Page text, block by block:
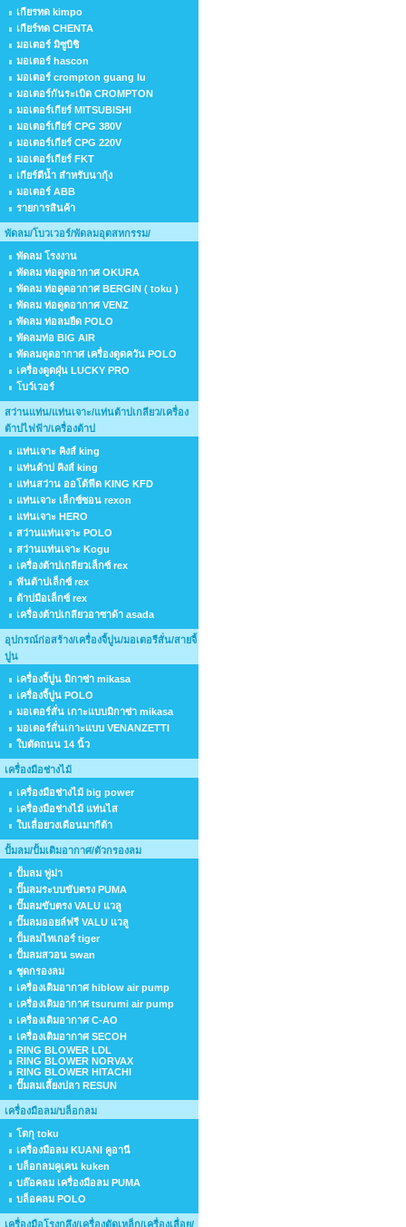
เกียรทด kimpo
เกียร์ทด CHENTA
มอเตอร์ มิซูบิชิ
มอเตอร์ hascon
มอเตอร์ crompton guang lu
มอเตอร์กันระเบิด CROMPTON
มอเตอร์เกียร์ MITSUBISHI
มอเตอร์เกียร์ CPG 380V
มอเตอร์เกียร์ CPG 220V
มอเตอร์เกียร์ FKT
เกียร์ตีน้ำ สำหรับนากุ้ง
มอเตอร์ ABB
รายการสินค้า
พัดลม/โบวเวอร์/พัดลมอุตสหกรรม/
พัดลม โรงงาน
พัดลม ท่อดูดอากาศ OKURA
พัดลม ท่อดูดอากาศ BERGIN ( toku )
พัดลม ท่อดูดอากาศ VENZ
พัดลม ท่อลมยืด POLO
พัดลมท่อ BIG AIR
พัดลมดูดอากาศ เครื่องดูดควัน POLO
เครื่องดูดฝุ่น LUCKY PRO
โบว์เวอร์
สว่านแท่น/แท่นเจาะ/แท่นต้าปเกลียว/เครื่อง
ต้าปไฟฟ้า/เครื่องต้าป
แท่นเจาะ คิงส์ king
แท่นต้าป คิงส์ king
แท่นสว่าน ออโต้ฟีด KING KFD
แท่นเจาะ เล็กซ์ซอน rexon
แท่นเจาะ HERO
สว่านแท่นเจาะ POLO
สว่านแท่นเจาะ Kogu
เครื่องต้าปเกลียวเล็กซ์ rex
ฟันต้าปเล็กซ์ rex
ต้าปมือเล็กซ์ rex
เครื่องต้าปเกลียวอาซาด้า asada
อุปกรณ์ก่อสร้าง/เครื่องจี้ปูน/มอเตอรืสั่น/สายจี้
ปูน
เครื่องจี้ปูน มิกาซ่า mikasa
เครื่องจี้ปูน POLO
มอเตอร์สั่น เกาะแบบมิกาซ่า mikasa
มอเตอร์สั่นเกาะแบบ VENANZETTI
ใบตัดถนน 14 นิ้ว
เครื่องมือช่างไม้
เครื่องมือช่างไม้ big power
เครื่องมือช่างไม้ แท่นไส
ใบเลื่อยวงเดือนมากีต้า
ปั้มลม/ปั้มเติมอากาศ/ตัวกรองลม
ปั้มลม พู่ม่า
ปั๊มลมระบบขับตรง PUMA
ปั๊มลมขับตรง VALU แวลู
ปั๊มลมออยล์ฟรี VALU แวลู
ปั้มลมไทเกอร์ tiger
ปั้มลมสวอน swan
ชุดกรองลม
เครื่องเติมอากาศ hiblow air pump
เครื่องเติมอากาศ tsurumi air pump
เครื่องเติมอากาศ C-AO
เครื่องเติมอากาศ SECOH
RING BLOWER LDL
RING BLOWER NORVAX
RING BLOWER HITACHI
ปั๊มลมเลี้ยงปลา RESUN
เครื่องมือลม/บล็อกลม
โตกุ toku
เครื่องมือลม KUANI คูอานี
บล็อกลมคูเคน kuken
บล๊อคลม เครื่องมือลม PUMA
บล็อคลม POLO
เครื่องมือโรงกลึง/เครื่องตัดเหล็ก/เครื่องเลื่อย/